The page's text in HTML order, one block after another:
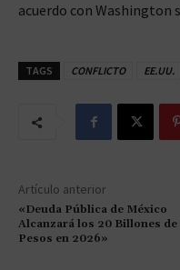
acuerdo con Washington
TAGS CONFLICTO EE.UU.
Artículo anterior
«Deuda Pública de México
Alcanzará los 20 Billones de
Pesos en 2026»